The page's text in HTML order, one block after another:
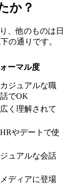
か？
、他のものは日
の通りです。
ーマル度
ジュアルな職
でOK
く理解されて
やデートで使
ュアルな会話
ディアに登場